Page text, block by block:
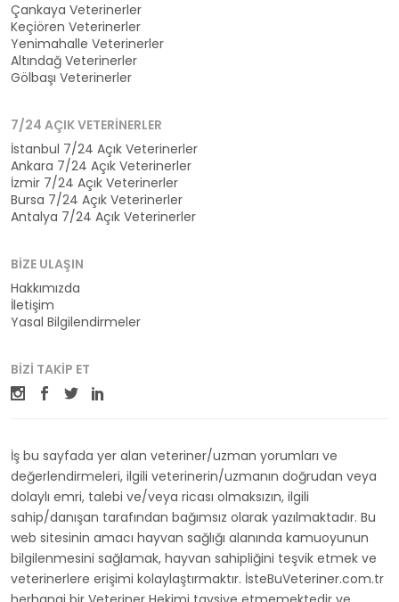
Çankaya Veterinerler
Keçiören Veterinerler
Yenimahalle Veterinerler
Altındağ Veterinerler
Gölbaşı Veterinerler
7/24 AÇIK VETERINERLER
İstanbul 7/24 Açık Veterinerler
Ankara 7/24 Açık Veterinerler
İzmir 7/24 Açık Veterinerler
Bursa 7/24 Açık Veterinerler
Antalya 7/24 Açık Veterinerler
BIZE ULAŞIN
Hakkımızda
İletişim
Yasal Bilgilendirmeler
BIZI TAKIP ET
İş bu sayfada yer alan veteriner/uzman yorumları ve
değerlendirmeleri, ilgili veterinerin/uzmanın doğrudan veya
dolaylı emri, talebi ve/veya ricası olmaksızın, ilgili
sahip/danışan tarafından bağımsız olarak yazılmaktadır. Bu
web sitesinin amacı hayvan sağlığı alanında kamuoyunun
bilgilenmesini sağlamak, hayvan sahipliğini teşvik etmek ve
veterinerlere erişimi kolaylaştırmaktır. İsteBuVeteriner.com.tr